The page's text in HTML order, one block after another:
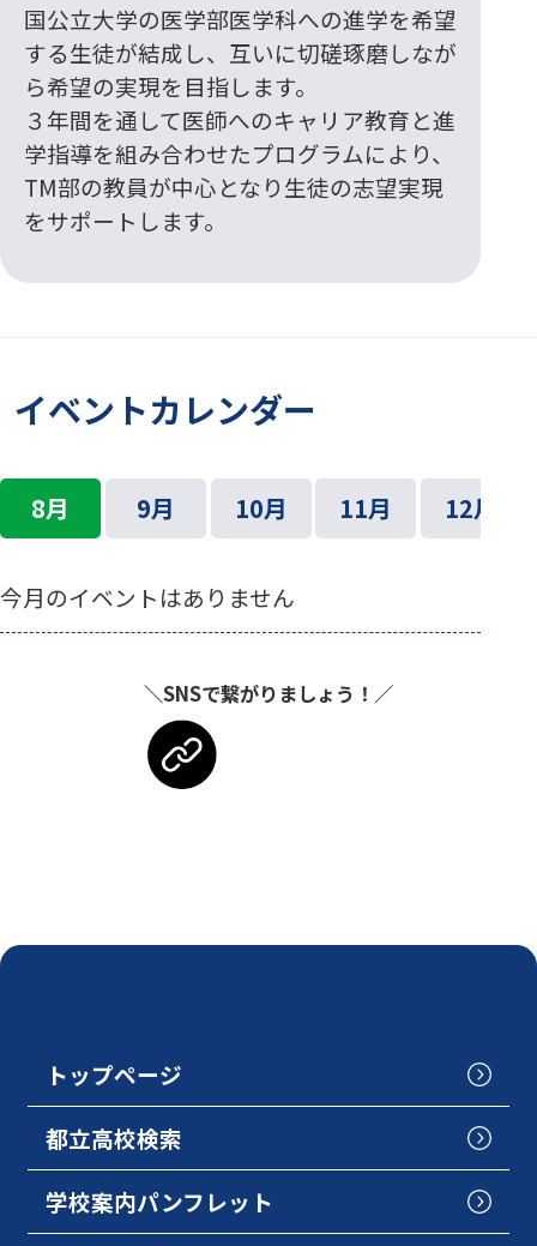
国公立大学の医学部医学科への進学を希望
する生徒が結成し、互いに切磋琢磨しなが
ら希望の実現を目指します。
３年間を通して医師へのキャリア教育と進
学指導を組み合わせたプログラムにより、
TM部の教員が中心となり生徒の志望実現
をサポートします。
イベントカレンダー
8月 9月 10月 11月 12月
今月のイベントはありません
＼SNSで繋がりましょう！／
トップページ
都立高校検索
学校案内パンフレット